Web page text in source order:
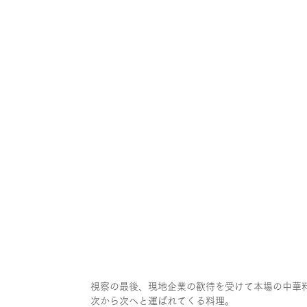
視察の最後、現地企業の歓待を受けて本場の中華
次から次へと運ばれてくる料理。